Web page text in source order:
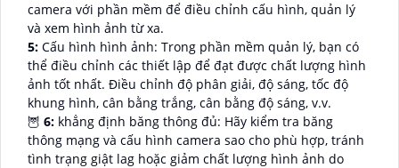
camera với phần mềm để điều chỉnh cấu hình, quản lý
và xem hình ảnh từ xa.
5: Cấu hình hình ảnh: Trong phần mềm quản lý, bạn có
thể điều chỉnh các thiết lập để đạt được chất lượng hình
ảnh tốt nhất. Điều chỉnh độ phân giải, độ sáng, tốc độ
khung hình, cân bằng trắng, cân bằng độ sáng, v.v.
🦉 6: khẳng định băng thông đủ: Hãy kiểm tra băng
thông mạng và cấu hình camera sao cho phù hợp, tránh
tình trạng giật lag hoặc giảm chất lượng hình ảnh do